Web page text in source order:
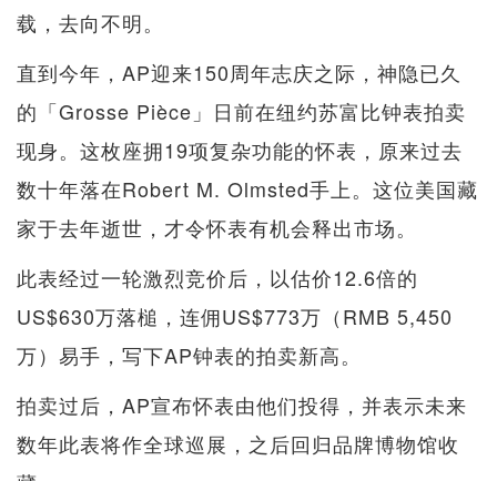
载，去向不明。
直到今年，AP迎来150周年志庆之际，神隐已久
的「Grosse Pièce」日前在纽约苏富比钟表拍卖
现身。这枚座拥19项复杂功能的怀表，原来过去
数十年落在Robert M. Olmsted手上。这位美国藏
家于去年逝世，才令怀表有机会释出市场。
此表经过一轮激烈竞价后，以估价12.6倍的
US$630万落槌，连佣US$773万（RMB 5,450
万）易手，写下AP钟表的拍卖新高。
拍卖过后，AP宣布怀表由他们投得，并表示未来
数年此表将作全球巡展，之后回归品牌博物馆收